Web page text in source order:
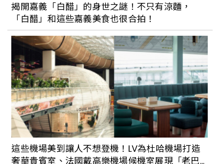
揭開嘉義「白醋」的身世之謎！不只有涼麵，
「白醋」和這些嘉義美食也很合拍！
這些機場美到讓人不想登機！LV為杜哈機場打造
奢華貴賓室、法國戴高樂機場候機室展現「老巴